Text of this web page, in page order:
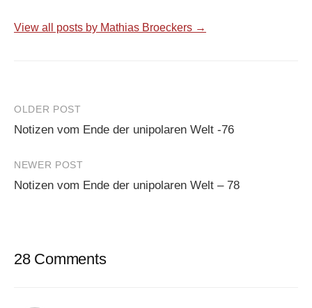
View all posts by Mathias Broeckers →
Post
navigation
OLDER POST
Notizen vom Ende der unipolaren Welt -76
NEWER POST
Notizen vom Ende der unipolaren Welt – 78
28 Comments